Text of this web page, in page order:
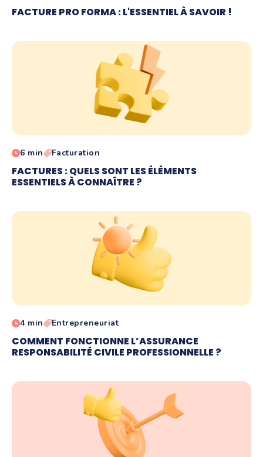
FACTURE PRO FORMA : L'ESSENTIEL À SAVOIR !
6 min Facturation
FACTURES : QUELS SONT LES ÉLÉMENTS
ESSENTIELS À CONNAÎTRE ?
4 min Entrepreneuriat
COMMENT FONCTIONNE L’ASSURANCE
RESPONSABILITÉ CIVILE PROFESSIONNELLE ?